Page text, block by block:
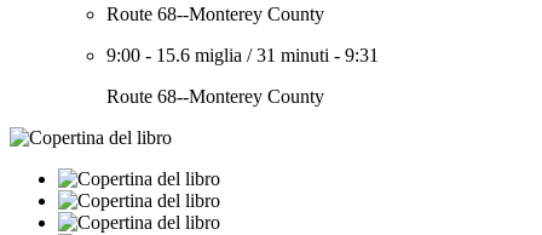
Route 68--Monterey County
9:00 - 15.6 miglia /31 minuti - 9:31
Route 68--Monterey County